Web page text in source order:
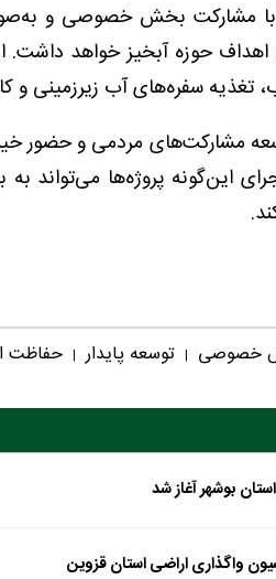
با مشارکت بخش خصوصی و
حوزه آبخیز خواهد داشت.
تغذیه سفره‌های آب زیرزمینی و
مشارکت‌های مردمی و حضور
این‌گونه پروژه‌ها می‌تواند به
خصوصی | توسعه پایدار | حفاظت
واگذاری اراضی استان قزوین